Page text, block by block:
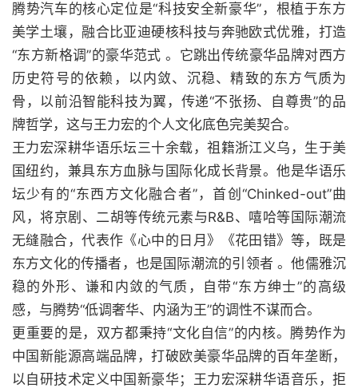
腾势汽车的核心定位是“科技安全新豪华”，根植于东方
美学土壤，融合比亚迪硬核科技与奔驰欧式优雅，打造
“东方新格调”的豪华范式 。它跳出传统豪华品牌对西方
历史符号的依赖，以内敛、沉稳、精致的东方气质为
骨，以前沿智能科技为翼，传递“不张扬、自尊贵”的品
牌哲学，这与王力宏的个人文化底色完美契合。
王力宏深耕华语乐坛三十余载，祖籍浙江义乌，生于美
国纽约，兼具东方血脉与国际化成长背景。他是华语乐
坛少有的“东西方文化融合者”，首创“Chinked-out”曲
风，将京剧、二胡等传统元素与R&B、嘻哈等国际潮流
无缝融合，代表作《心中的日月》《花田错》等，既是
东方文化的传播者，也是国际潮流的引领者 。他儒雅沉
稳的外形、谦和内敛的气质，自带“东方绅士”的高级
感，与腾势“低调奢华、内涵为王”的调性不谋而合。
更重要的是，双方都秉持“文化自信”的内核。腾势作为
中国新能源高端品牌，打破欧美豪华品牌的百年垄断，
以自研技术定义中国新豪华；王力宏深耕华语音乐，拒